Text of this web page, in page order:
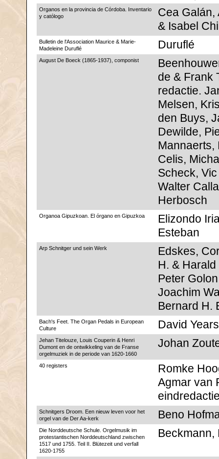
Organos en la provincia de Córdoba. Inventario
y católogo
Cea Galán,
& Isabel
Bulletin de l'Association Maurice & Marie-
Madeleine Duruflé
Duruflé
August De Boeck (1865-1937), componist
de & Frank
redactie.
Melsen,
den Buys,
Dewilde,
Mannaerts,
Celis,
Scheck,
Walter
Herbosch
Organoa Gipuzkoan. El órgano en Gipuzkoa
Elizondo
Esteban
Arp Schnitger und sein Werk
Edskes,
H. & Harald
Peter
Joachim
Bernard H.
Bach's Feet. The Organ Pedals in European
Culture
David
Jehan Titelouze, Louis Couperin & Henri
Dumont en de ontwikkeling van de Franse
orgelmuziek in de periode van 1620-1660
Johan
40 registers
Romke
Agmar van
Schnitgers Droom. Een nieuw leven voor het
orgel van de Der Aa-kerk
Beno
Die Norddeutsche Schule. Orgelmusik im
protestantischen Norddeutschland zwischen
1517 und 1755. Teil II. Blütezeit und verfall
1620-1755
Beckmann,